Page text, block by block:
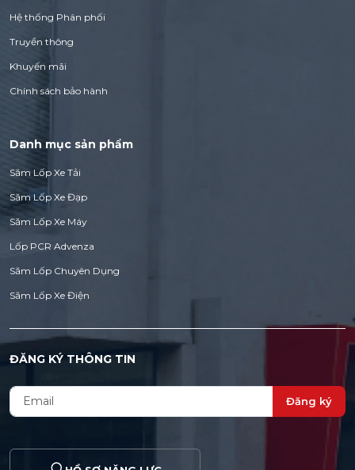
Hệ thống Phân phối
Truyền thông
Khuyến mãi
Chính sách bảo hành
Danh mục sản phẩm
Săm Lốp Xe Tải
Săm Lốp Xe Đạp
Săm Lốp Xe Máy
Lốp PCR Advenza
Săm Lốp Chuyên Dụng
Săm Lốp Xe Điện
ĐĂNG KÝ THÔNG TIN
Đăng ký